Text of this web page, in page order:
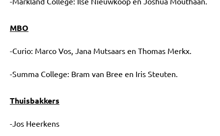
MBO
-Curio: Marco Vos, Jana Mutsaars en Thomas Merkx.
-Summa College: Bram van Bree en Iris Steuten.
Thuisbakkers
-Jos Heerkens